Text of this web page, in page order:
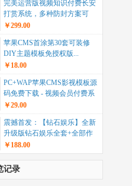
完美运营版视频知识付费长安
打赏系统，多种防封方案可
选，全新弹窗支付，助...
￥299.00
苹果CMS首涂第30套可装修
DIY主题模板免授权版...
￥18.00
PC+WAP苹果CMS影视模板源
码免费下载 - 视频会员付费系
统”...
￥29.00
震撼首发：【钻石娱乐】全新
升级版钻石娱乐全套+全部作
业脚本+带视频教学...
￥188.00
记录